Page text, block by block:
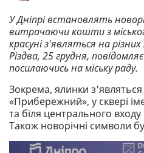
У Дніпрі встановлять
витрачаючи кошти з
красуні з'являться на
Різдва, 25 грудня,
посилаючись на міську раду.
Зокрема, ялинки з'являться
«Прибережний», у сквері
та біля центрального
Також новорічні символи